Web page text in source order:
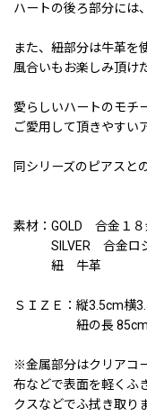
ハートの後ろ部分には
また、紐部分は牛革を
風合いもお楽しみ頂け
愛らしいハートのモチ
ご愛用して頂きやすい
同シリーズのピアスと
素材：GOLD 合金１８
SILVER 合金ロ
紐 牛革
ＳＩＺＥ：縦3.5cm横
紐の長 85cm
※金属部分はクリアコ
布などで表面を軽くふ
クスなどでふ拭き取り